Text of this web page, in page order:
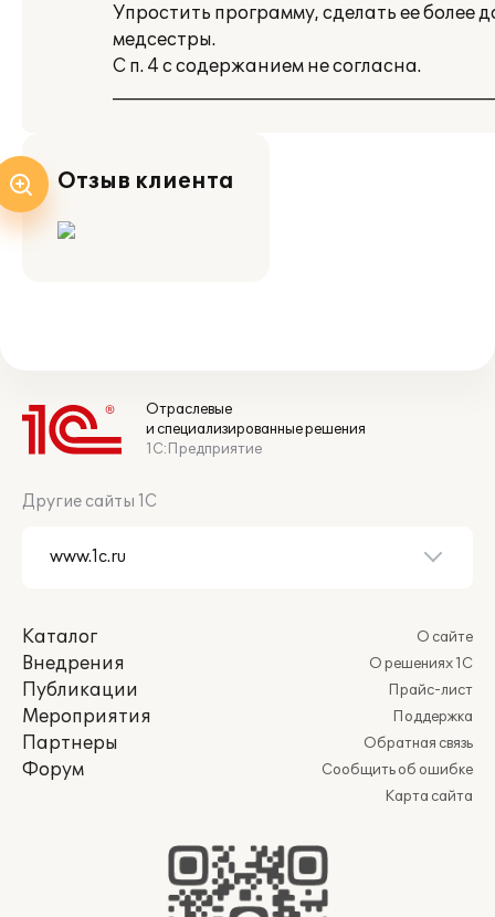
Упростить программу, сделать ее более
медсестры.
С п. 4 с содержанием не согласна.
Отзыв клиента
Отраслевые
и специализированные решения
1С:Предприятие
Другие сайты 1С
Каталог
Внедрения
Публикации
Мероприятия
Партнеры
Форум
О сайте
О решениях 1С
Прайс-лист
Поддержка
Обратная связь
Сообщить об ошибке
Карта сайта